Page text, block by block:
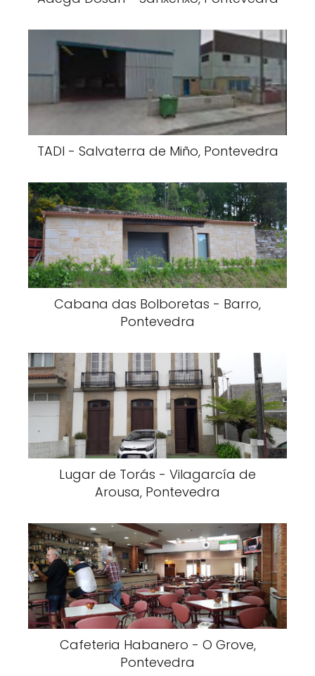
TADI - Salvaterra de Miño, Pontevedra
Cabana das Bolboretas - Barro,
Pontevedra
Lugar de Torás - Vilagarcía de
Arousa, Pontevedra
Cafeteria Habanero - O Grove,
Pontevedra